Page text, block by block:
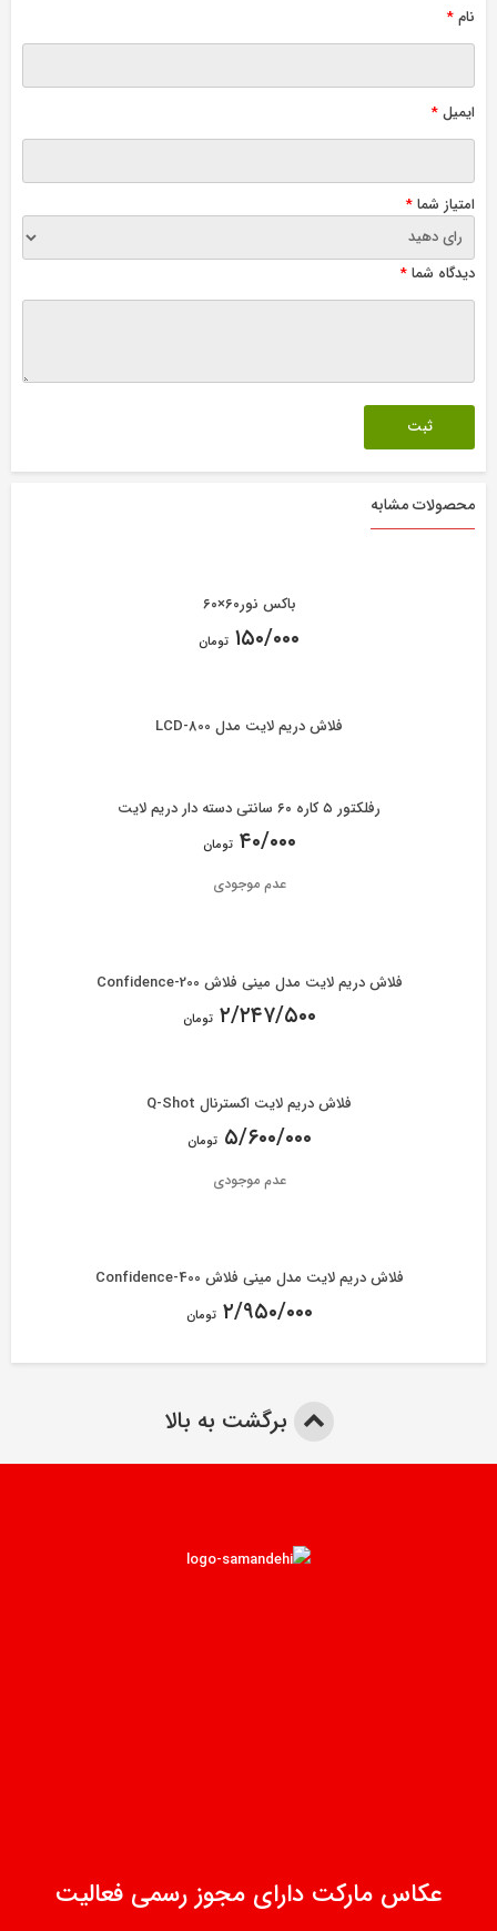
نام*
ایمیل*
امتیاز شما*
دیدگاه شما*
محصولات مشابه
باکس نور۶۰×۶۰
۱۵۰/۰۰۰ تومان
فلاش دریم لایت مدل LCD-800
رفلکتور ۵ کاره ۶۰ سانتی دسته دار دریم لایت
۴۰/۰۰۰ تومان
عدم موجودی
فلاش دریم لایت مدل مینی فلاش Confidence-200
۲/۲۴۷/۵۰۰ تومان
فلاش دریم لایت اکسترنال Q-Shot
۵/۶۰۰/۰۰۰ تومان
عدم موجودی
فلاش دریم لایت مدل مینی فلاش Confidence-400
۲/۹۵۰/۰۰۰ تومان
برگشت به بالا
عکاس مارکت دارای مجوز رسمی فعالیت